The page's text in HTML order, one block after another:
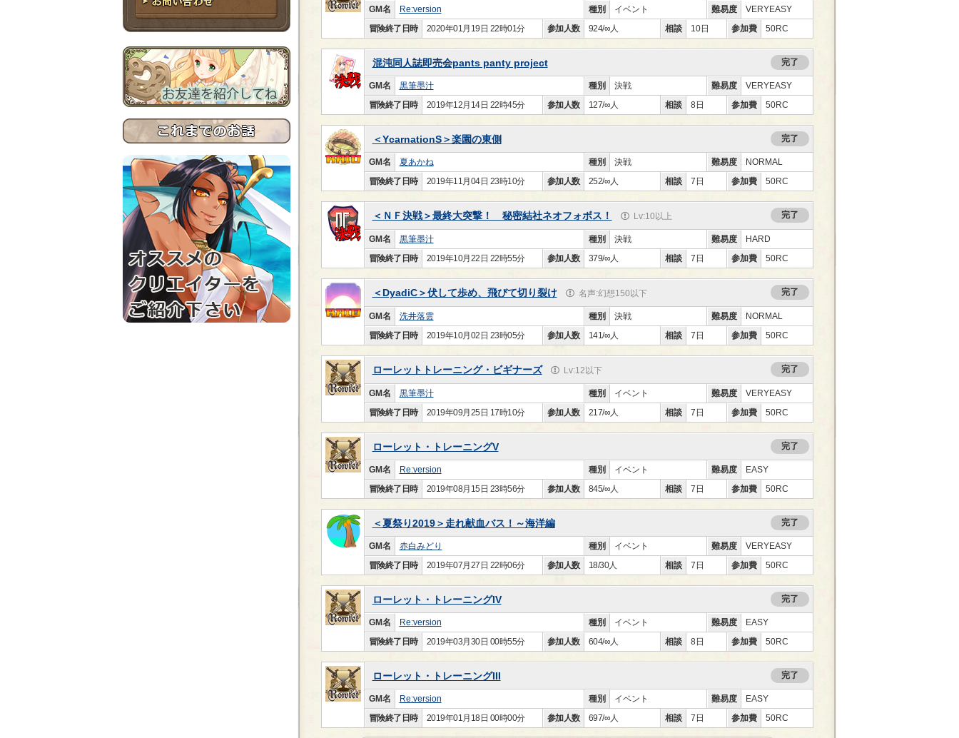
お問い合わせ
GM名 Re:version 種別 イベント 難易度
VERYEASY
冒険終了日時
2020年01月19日 22時01分 参加人数 924/∞人 相談 10日 参加費 50RC
混沌同人誌即売会pants panty project 完了
GM名 黒筆墨汁 種別 決戦 難易度
VERYEASY
冒険終了日時
2019年12月14日 22時45分 参加人数 127/∞人 相談 8日 参加費 50RC
＜YcarnationS＞楽園の東側 完了
GM名 夏あかね 種別 決戦 難易度
NORMAL
冒険終了日時
2019年11月04日 23時10分 参加人数 252/∞人 相談 7日 参加費 50RC
＜ＮＦ決戦＞最終大突撃！ 秘密結社ネオフォボス！ Lv:10以上 完了
GM名 黒筆墨汁 種別 決戦 難易度
HARD
冒険終了日時
2019年10月22日 22時55分 参加人数 379/∞人 相談 7日 参加費 50RC
＜DyadiC＞伏して歩め、飛びて切り裂け 名声:幻想150以下 完了
GM名 洗井落雲 種別 決戦 難易度
NORMAL
冒険終了日時
2019年10月02日 23時05分 参加人数 141/∞人 相談 7日 参加費 50RC
ローレットトレーニング・ビギナーズ Lv:12以下 完了
GM名 黒筆墨汁 種別 イベント 難易度
VERYEASY
冒険終了日時
2019年09月25日 17時10分 参加人数 217/∞人 相談 7日 参加費 50RC
ローレット・トレーニングV 完了
GM名 Re:version 種別 イベント 難易度
EASY
冒険終了日時
2019年08月15日 23時56分 参加人数 845/∞人 相談 7日 参加費 50RC
＜夏祭り2019＞走れ献血バス！～海洋編 完了
GM名 赤白みどり 種別 イベント 難易度
VERYEASY
冒険終了日時
2019年07月27日 22時06分 参加人数 18/30人 相談 7日 参加費 50RC
ローレット・トレーニングIV 完了
GM名 Re:version 種別 イベント 難易度
EASY
冒険終了日時
2019年03月30日 00時55分 参加人数 604/∞人 相談 8日 参加費 50RC
ローレット・トレーニングIII 完了
GM名 Re:version 種別 イベント 難易度
EASY
冒険終了日時
2019年01月18日 00時00分 参加人数 697/∞人 相談 7日 参加費 50RC